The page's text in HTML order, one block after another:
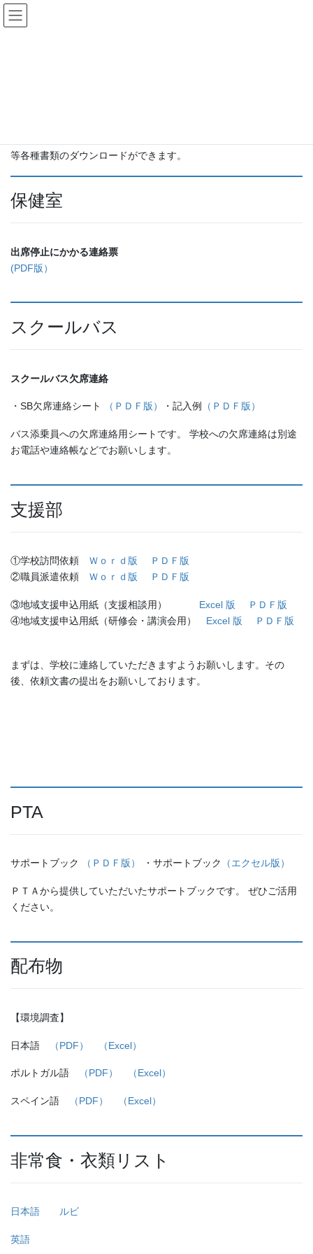
コ
ン
ナ
ビ
等各種書類のダウンロードができます。
保健室
出席停止にかかる連絡票
(PDF版）
スクールバス
スクールバス欠席連絡
・SB欠席連絡シート （ＰＤＦ版） ・記入例 （ＰＤＦ版）
バス添乗員への欠席連絡用シートです。 学校への欠席連絡は別途
お電話や連絡帳などでお願いします。
支援部
①学校訪問依頼 Ｗｏｒｄ版
ＰＤＦ版
②職員派遣依頼 Ｗｏｒｄ版 ＰＤＦ版
③地域支援申込用紙（支援相談用） Excel 版
ＰＤＦ版
④地域支援申込用紙（研修会・講演会用） Excel 版 ＰＤＦ版
まずは、学校に連絡していただきますようお願いします。その
後、依頼文書の提出をお願いしております。
PTA
サポートブック （ＰＤＦ版） ・サポートブック （エクセル版）
ＰＴＡから提供していただいたサポートブックです。 ぜひご活用
ください。
配布物
【環境調査】
日本語 （PDF） （Excel）
ポルトガル語 （PDF） （Excel）
スペイン語 （PDF） （Excel）
非常食・衣類リスト
日本語 ルビ
英語